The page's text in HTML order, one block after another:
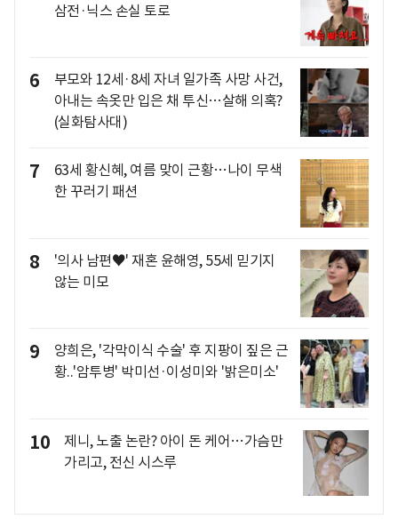
삼전·닉스 손실 토로
6
부모와 12세·8세 자녀 일가족 사망 사건,
아내는 속옷만 입은 채 투신…살해 의혹?
(실화탐사대)
7
63세 황신혜, 여름 맞이 근황…나이 무색
한 꾸러기 패션
8
'의사 남편♥' 재혼 윤해영, 55세 믿기지
않는 미모
9
양희은, '각막이식 수술' 후 지팡이 짚은 근
황..'암투병' 박미선·이성미와 '밝은미소'
10
제니, 노출 논란? 아이 돈 케어…가슴만
가리고, 전신 시스루